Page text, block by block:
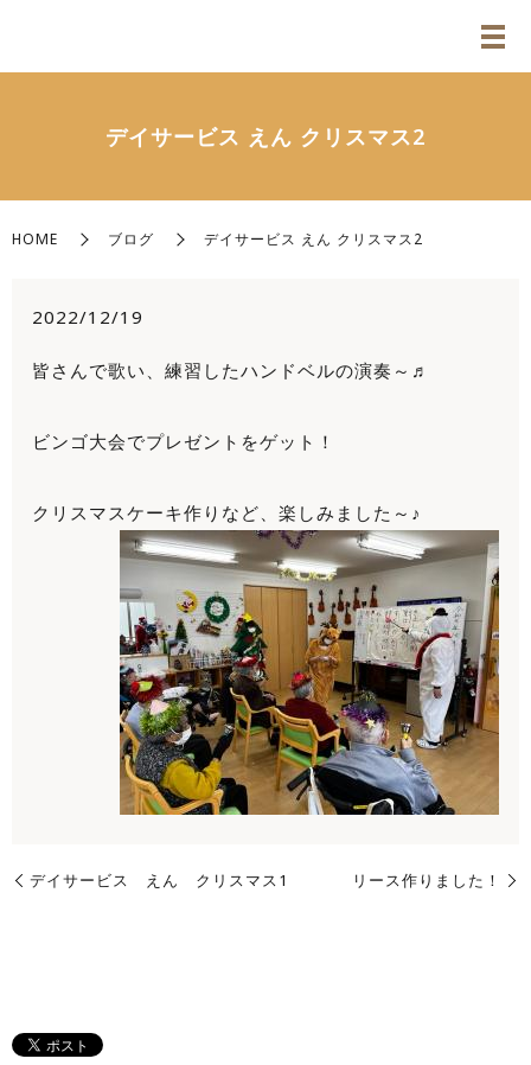
デイサービス えん クリスマス2
HOME ブログ デイサービス えん クリスマス2
2022/12/19
皆さんで歌い、練習したハンドベルの演奏～♬
ビンゴ大会でプレゼントをゲット！
クリスマスケーキ作りなど、楽しみました～♪
デイサービス えん クリスマス1 リース作りました！